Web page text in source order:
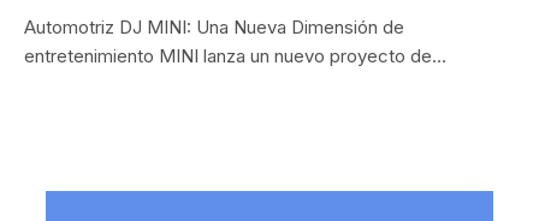
Automotriz DJ MINI: Una Nueva Dimensión de
entretenimiento MINI lanza un nuevo proyecto de…